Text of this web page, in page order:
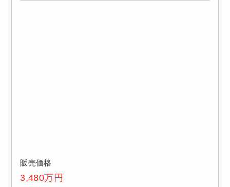
販売価格
3,480万円